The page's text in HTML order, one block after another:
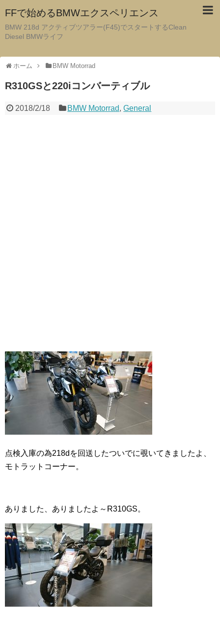
FFで始めるBMWエクスペリエンス
BMW 218d アクティブツアラー(F45)でスタートするClean
Diesel BMWライフ
ホーム BMW Motorrad
R310GSと220iコンバーティブル
2018/2/18 BMW Motorrad,General
点検入庫の為218dを回送したついでに覗いてきましたよ、
モトラットコーナー。
ありました、ありましたよ～R310GS。